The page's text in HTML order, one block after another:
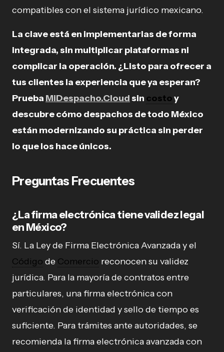
compatibles con el sistema jurídico mexicano.
La clave está en implementarlas de forma
integrada, sin multiplicar plataformas ni
complicar la operación. ¿Listo para ofrecer a
tus clientes la experiencia que ya esperan?
Prueba MiDespacho.Cloudsin costoy
descubre cómo despachos de todo México
están modernizando su práctica sin perder
lo que los hace únicos.
Preguntas Frecuentes
¿La firma electrónica tiene validez legal
en México?
Sí. La Ley de Firma Electrónica Avanzada y el
Código de Comercio reconocen su validez
jurídica. Para la mayoría de contratos entre
particulares, una firma electrónica con
verificación de identidad y sello de tiempo es
suficiente. Para trámites ante autoridades, se
recomienda la firma electrónica avanzada con